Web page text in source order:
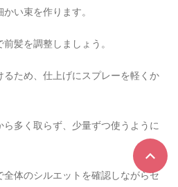
い束を作ります。
髪を調整しましょう。
るため、仕上げにスプレーを軽くか
多く取らず、少量ずつ使うように
体のシルエットを確認しながらセ